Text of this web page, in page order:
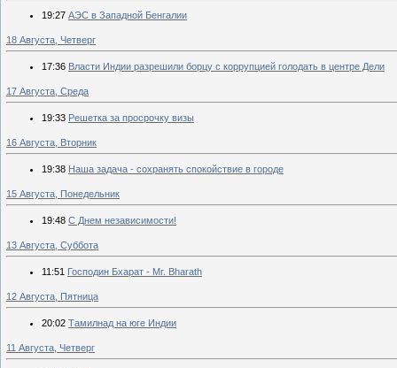
19:27 АЭС в Западной Бенгалии
18 Августа, Четверг
17:36 Власти Индии разрешили борцу с коррупцией голодать в центре Дели
17 Августа, Среда
19:33 Решетка за просрочку визы
16 Августа, Вторник
19:38 Наша задача - сохранять спокойствие в городе
15 Августа, Понедельник
19:48 С Днем независимости!
13 Августа, Суббота
11:51 Господин Бхарат - Mr. Bharath
12 Августа, Пятница
20:02 Тамилнад на юге Индии
11 Августа, Четверг